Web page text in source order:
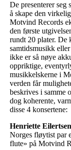
De presenterer
å skape den
Motvind Records
den første
rundt 20 plater. De
samtidsmusikk
ikke er så nøye
oppriktige,
musikkelskerne i
verden får
beskrives i samme
dog koherente,
disse 4 konsertene:
Henriette Eilertsen
Norges fløytist par
flute» på Motvind